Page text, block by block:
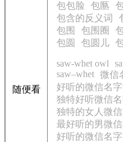
随便看
包包脸
包匦
包含的反义词
包围
包围圈
包圆
包圆儿
saw-whet owl
saw–whet 微信
好听的微信名
独特好听微信
独特的女人微
最好听的男微
好听的微信名